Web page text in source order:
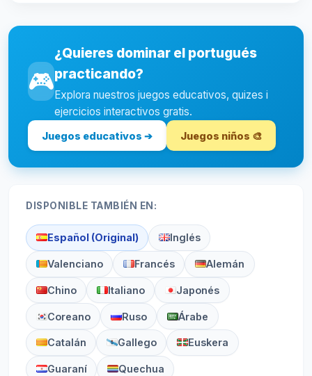
🎮
¿Quieres dominar el portugués
practicando?
Explora nuestros juegos educativos, quizes i
ejercicios interactivos gratis.
Juegos educativos ➔ Juegos niños 🎨
DISPONIBLE TAMBIÉN EN:
Español (Original) Inglés
Valenciano Francés Alemán
Chino Italiano Japonés
Coreano Ruso Árabe
Catalán Gallego Euskera
Guaraní Quechua